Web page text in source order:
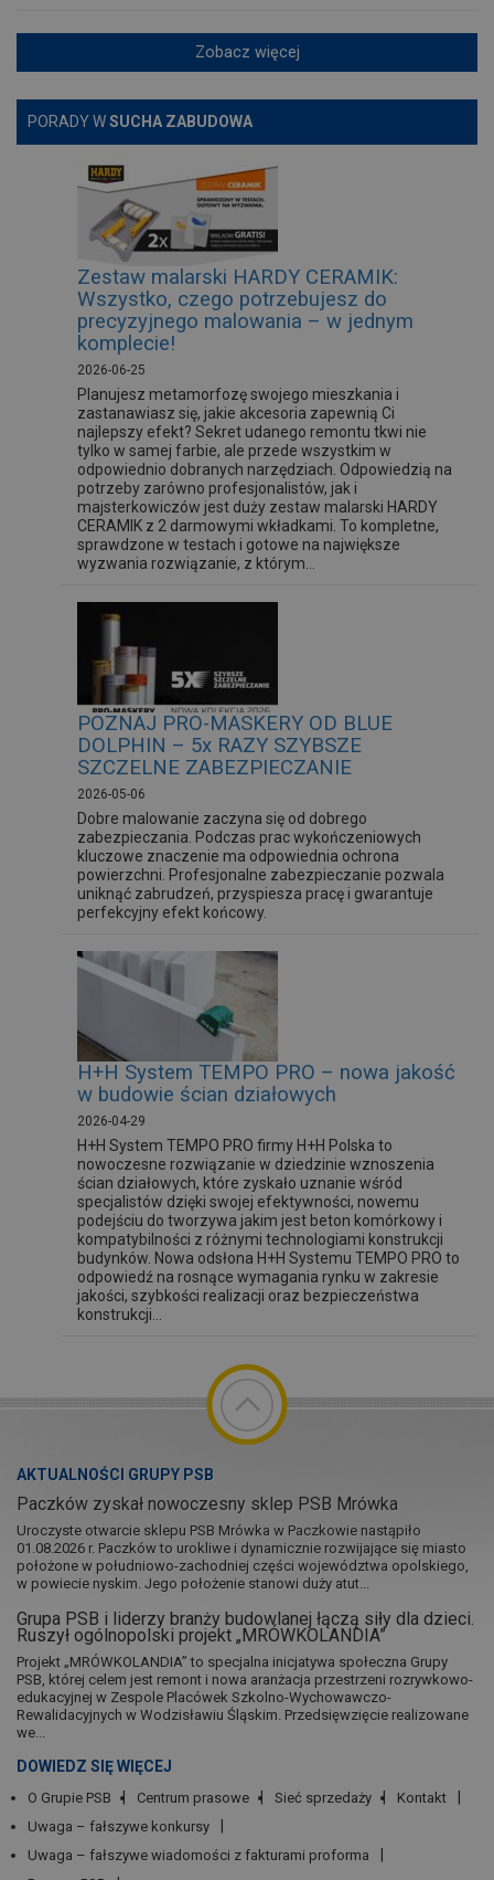
Zobacz więcej
PORADY WSUCHA ZABUDOWA
Zestaw malarski HARDY CERAMIK:
Wszystko, czego potrzebujesz do
precyzyjnego malowania – w jednym
komplecie!
2026-06-25
Planujesz metamorfozę swojego mieszkania i
zastanawiasz się, jakie akcesoria zapewnią Ci
najlepszy efekt? Sekret udanego remontu tkwi nie
tylko w samej farbie, ale przede wszystkim w
odpowiednio dobranych narzędziach. Odpowiedzią na
potrzeby zarówno profesjonalistów, jak i
majsterkowiczów jest duży zestaw malarski HARDY
CERAMIK z 2 darmowymi wkładkami. To kompletne,
sprawdzone w testach i gotowe na największe
wyzwania rozwiązanie, z którym...
POZNAJ PRO-MASKERY OD BLUE
DOLPHIN – 5x RAZY SZYBSZE
SZCZELNE ZABEZPIECZANIE
2026-05-06
Dobre malowanie zaczyna się od dobrego
zabezpieczania. Podczas prac wykończeniowych
kluczowe znaczenie ma odpowiednia ochrona
powierzchni. Profesjonalne zabezpieczanie pozwala
uniknąć zabrudzeń, przyspiesza pracę i gwarantuje
perfekcyjny efekt końcowy.
H+H System TEMPO PRO – nowa jakość
w budowie ścian działowych
2026-04-29
H+H System TEMPO PRO firmy H+H Polska to
nowoczesne rozwiązanie w dziedzinie wznoszenia
ścian działowych, które zyskało uznanie wśród
specjalistów dzięki swojej efektywności, nowemu
podejściu do tworzywa jakim jest beton komórkowy i
kompatybilności z różnymi technologiami konstrukcji
budynków. Nowa odsłona H+H Systemu TEMPO PRO to
odpowiedź na rosnące wymagania rynku w zakresie
jakości, szybkości realizacji oraz bezpieczeństwa
konstrukcji...
AKTUALNOŚCI GRUPY PSB
Paczków zyskał nowoczesny sklep PSB Mrówka
Uroczyste otwarcie sklepu PSB Mrówka w Paczkowie nastąpiło
01.08.2026 r. Paczków to urokliwe i dynamicznie rozwijające się miasto
położone w południowo-zachodniej części województwa opolskiego,
w powiecie nyskim. Jego położenie stanowi duży atut...
Grupa PSB i liderzy branży budowlanej łączą siły dla dzieci.
Ruszył ogólnopolski projekt „MRÓWKOLANDIA”
Projekt „MRÓWKOLANDIA” to specjalna inicjatywa społeczna Grupy
PSB, której celem jest remont i nowa aranżacja przestrzeni rozrywkowo-
edukacyjnej w Zespole Placówek Szkolno-Wychowawczo-
Rewalidacyjnych w Wodzisławiu Śląskim. Przedsięwzięcie realizowane
we...
DOWIEDZ SIĘ WIĘCEJ
O Grupie PSB Centrum prasowe Sieć sprzedaży
Kontakt
Uwaga – fałszywe konkursy
Uwaga – fałszywe wiadomości z fakturami proforma